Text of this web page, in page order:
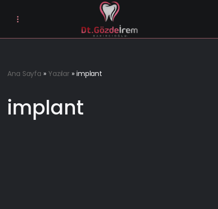
geç
Ana Sayfa » Yazılar » implant
implant